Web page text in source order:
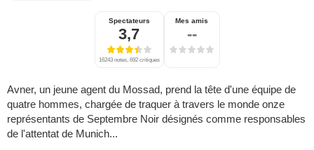
Spectateurs
3,7
16243 notes, 692 critiques
Mes amis
--
Avner, un jeune agent du Mossad, prend la tête d'une équipe de
quatre hommes, chargée de traquer à travers le monde onze
représentants de Septembre Noir désignés comme responsables
de l'attentat de Munich...